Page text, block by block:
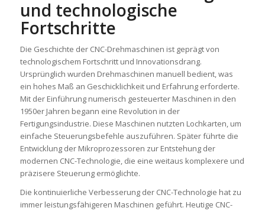
und technologische
Fortschritte
Die Geschichte der CNC-Drehmaschinen ist geprägt von
technologischem Fortschritt und Innovationsdrang.
Ursprünglich wurden Drehmaschinen manuell bedient, was
ein hohes Maß an Geschicklichkeit und Erfahrung erforderte.
Mit der Einführung numerisch gesteuerter Maschinen in den
1950er Jahren begann eine Revolution in der
Fertigungsindustrie. Diese Maschinen nutzten Lochkarten, um
einfache Steuerungsbefehle auszuführen. Später führte die
Entwicklung der Mikroprozessoren zur Entstehung der
modernen CNC-Technologie, die eine weitaus komplexere und
präzisere Steuerung ermöglichte.
Die kontinuierliche Verbesserung der CNC-Technologie hat zu
immer leistungsfähigeren Maschinen geführt. Heutige CNC-